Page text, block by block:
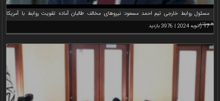
مسئول روابط خارجی تیم احمد مسعود: نیروهای مخالف طالبان آماده تقویت روابط با آمریکا
هستند
17 ژانویه 2024 | 3976 بازدید